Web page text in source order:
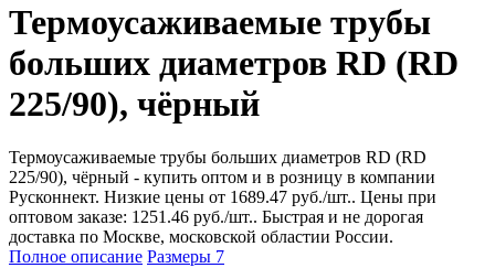
Термоусаживаемые трубы
больших диаметров RD (RD
225/90), чёрный
Термоусаживаемые трубы больших диаметров RD (RD
225/90), чёрный - купить оптом и в розницу в компании
Русконнект. Низкие цены от 1689.47 руб./шт.. Цены при
оптовом заказе: 1251.46 руб./шт.. Быстрая и не дорогая
доставка по Москве, московской областии России.
Полное описание Размеры 7